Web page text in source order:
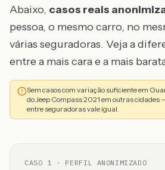
Abaixo, casos reais
pessoa, o mesmo carro, no
várias seguradoras. Veja a
entre a mais cara e a mais
Sem casos com variação suficiente em
do Jeep Compass 2021 em outras cidades
entre seguradoras vale igual.
CASO 1 · PERFIL ANONIMIZADO